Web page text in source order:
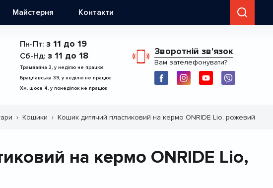
Майстерня Контакти
Пн-Пт: з 11 до 19
Сб-Нд: з 11 до 18
Трамвайна 3, у неділю не працює
Брацлавська 39, у неділю не працює
Хм. шосе 4, у понеділок не працює
Зворотній зв'язок
Вам зателефонувати?
Кошики Кошик дитячий пластиковий на кермо ONRIDE Lio, рожевий
на кермо ONRIDE Lio,